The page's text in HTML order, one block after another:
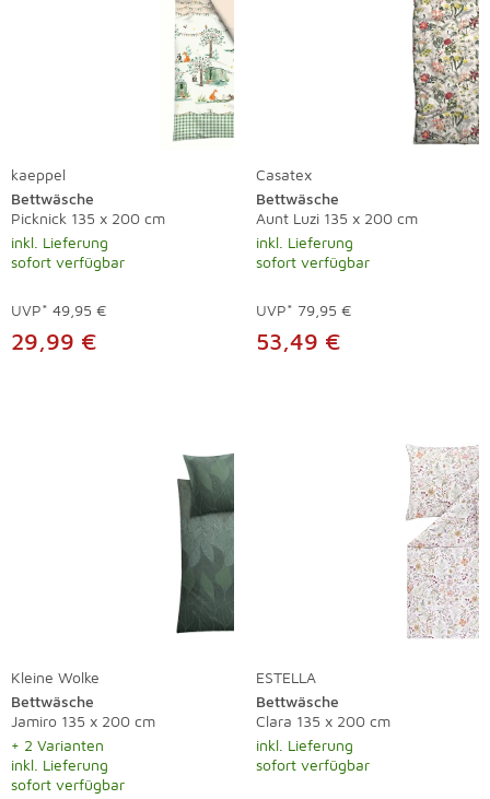
kaeppel
Bettwäsche
Picknick 135 x 200 cm
inkl. Lieferung
sofort verfügbar
UVP* 49,95 €
29,99 €
Casatex
Bettwäsche
Aunt Luzi 135 x 200 cm
inkl. Lieferung
sofort verfügbar
UVP* 79,95 €
53,49 €
Kleine Wolke
Bettwäsche
Jamiro 135 x 200 cm
+ 2 Varianten
inkl. Lieferung
sofort verfügbar
ESTELLA
Bettwäsche
Clara 135 x 200 cm
inkl. Lieferung
sofort verfügbar